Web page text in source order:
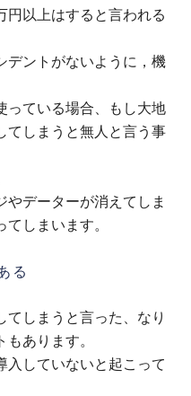
円以上はすると言われる
デントがないように，機
っている場合、もし大地
てしまうと無人と言う事
やデーターが消えてしま
しまいます。
る
てしまうと言った、なり
あります。
入していないと起こって